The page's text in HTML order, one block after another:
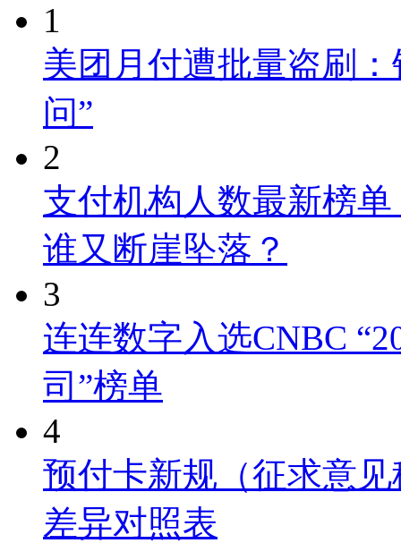
1
美团月付遭批量盗刷
问”
2
支付机构人数最新榜
谁又断崖坠落？
3
连连数字入选CNBC
司”榜单
4
预付卡新规（征求意
差异对照表